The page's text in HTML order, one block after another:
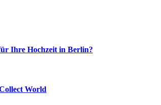
Ihre Hochzeit in Berlin?
World